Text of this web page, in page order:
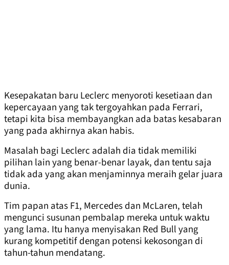
Kesepakatan baru Leclerc menyoroti kesetiaan dan
kepercayaan yang tak tergoyahkan pada Ferrari,
tetapi kita bisa membayangkan ada batas kesabaran
yang pada akhirnya akan habis.
Masalah bagi Leclerc adalah dia tidak memiliki
pilihan lain yang benar-benar layak, dan tentu saja
tidak ada yang akan menjaminnya meraih gelar juara
dunia.
Tim papan atas F1, Mercedes dan McLaren, telah
mengunci susunan pembalap mereka untuk waktu
yang lama. Itu hanya menyisakan Red Bull yang
kurang kompetitif dengan potensi kekosongan di
tahun-tahun mendatang.